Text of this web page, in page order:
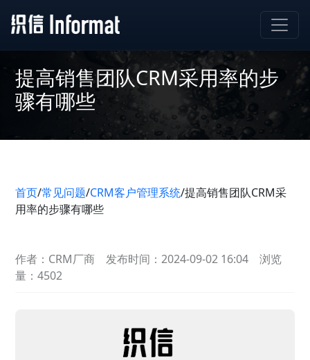
提高销售团队CRM采用率的步
骤有哪些
首页/常见问题/CRM客户管理系统/提高销售团队CRM采
用率的步骤有哪些
作者：CRM厂商 发布时间：2024-09-02 16:04
浏览
量：4502